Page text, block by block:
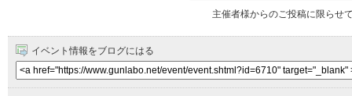
主催者様からのご投稿に限らせ
イベント情報をブログにはる